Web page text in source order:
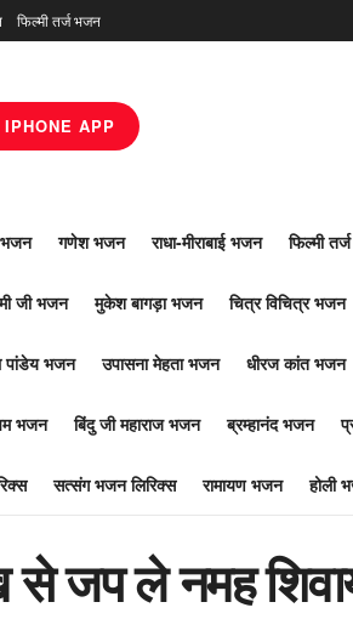
फिल्मी तर्ज भजन
IPHONE APP
भजन गणेश भजन राधा-मीराबाई भजन फिल्मी
जी भजन मुकेश बागड़ा भजन चित्र विचित्र भजन
पांडेय भजन उपासना मेहता भजन धीरज कांत भजन
भजन बिंदु जी महाराज भजन ब्रम्हानंद भजन
सत्संग भजन लिरिक्स रामायण भजन होली
से जप ले नमह